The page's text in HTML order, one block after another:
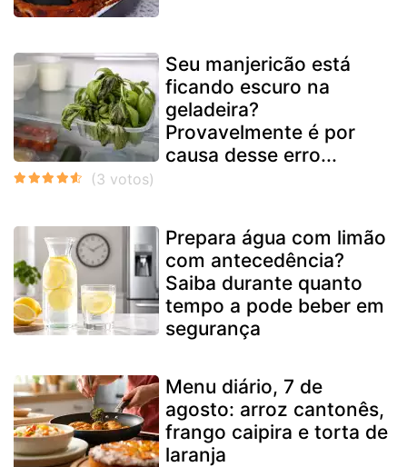
Seu manjericão está
ficando escuro na
geladeira?
Provavelmente é por
causa desse erro...
Prepara água com limão
com antecedência?
Saiba durante quanto
tempo a pode beber em
segurança
Menu diário, 7 de
agosto: arroz cantonês,
frango caipira e torta de
laranja